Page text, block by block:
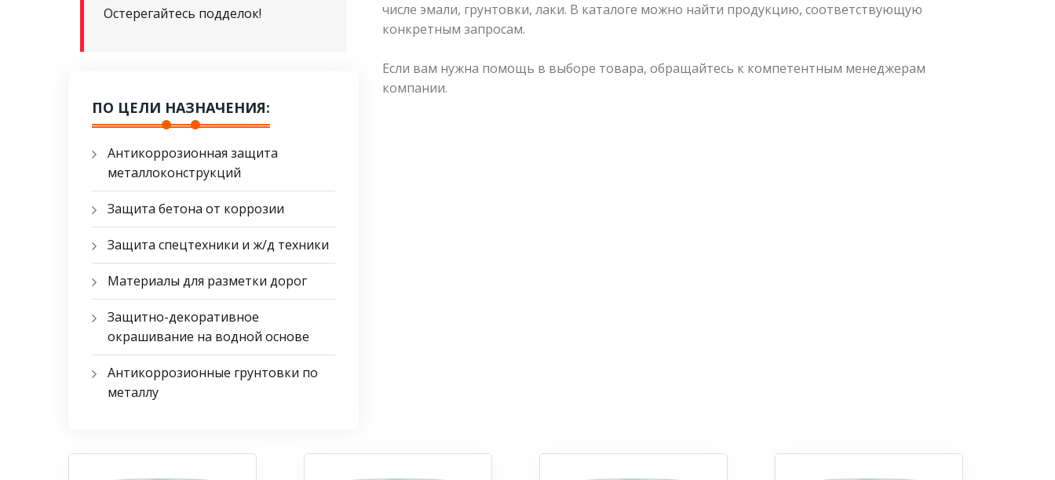
Остерегайтесь подделок!
ПО ЦЕЛИ НАЗНАЧЕНИЯ:
Антикоррозионная защита
металлоконструкций
Защита бетона от коррозии
Защита спецтехники и ж/д техники
Материалы для разметки дорог
Защитно-декоративное
окрашивание на водной основе
Антикоррозионные грунтовки по
металлу
числе эмали, грунтовки, лаки. В каталоге можно найти продукцию, соответствующую
конкретным запросам.
Если вам нужна помощь в выборе товара, обращайтесь к компетентным менеджерам
компании.